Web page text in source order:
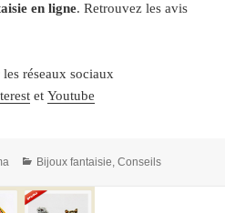
en ligne. Retrouvez les avis
réseaux sociaux
etYoutube
Catégories
Bijoux fantaisie,Conseils